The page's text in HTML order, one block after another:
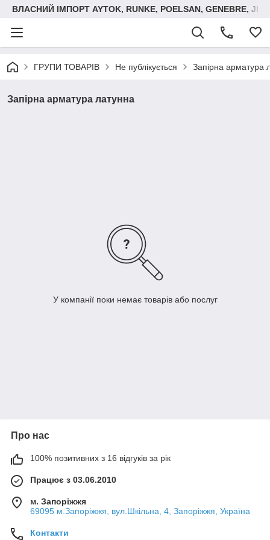
ВЛАСНИЙ ІМПОРТ AYTOK, RUNKE, POELSAN, GENEBRE,
ГРУПИ ТОВАРІВ Не публікується Запірна арматура
Запірна арматура латунна
У компанії поки немає товарів або послуг
Про нас
100% позитивних з 16 відгуків за рік
Працює з 03.06.2010
м. Запоріжжя
69095 м.Запоріжжя, вул.Шкільна, 4, Запоріжжя, Україна
Контакти